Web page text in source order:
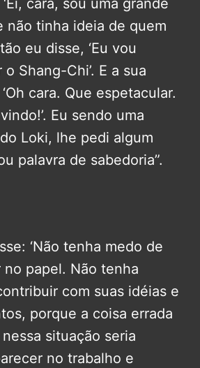
cara, sou uma grande
não tinha ideia de quem
eu disse, ‘Eu vou
Shang-Chi’. E a sua
cara. Que espetacular.
Eu sendo uma
Loki, lhe pedi algum
palavra de sabedoria”.
‘Não tenha medo de
no papel. Não tenha
com suas idéias e
porque a coisa errada
situação seria
no trabalho e